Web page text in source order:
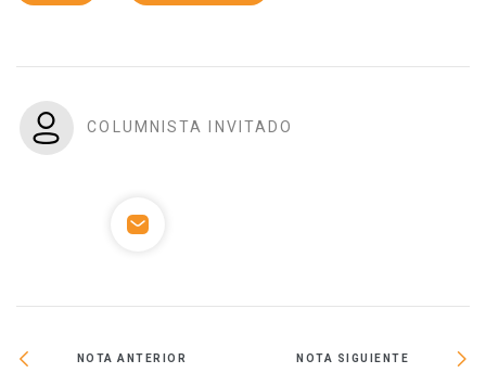
COLUMNISTA INVITADO
NOTA ANTERIOR NOTA SIGUIENTE